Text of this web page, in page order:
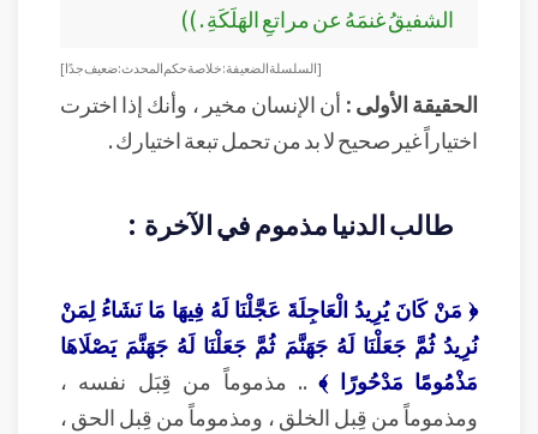
الشفيقُ غنمَهُ عن مراتعِ الهَلَكَةِ . ))
[ السلسلة الضعيفة : خلاصة حكم المحدث : ضعيف جدًا ]
الحقيقة الأولى : أن الإنسان مخير ، وأنك إذا اخترت
اختياراً غير صحيح لا بد من تحمل تبعة اختيارك .
طالب الدنيا مذموم في الآخرة :
﴿ مَنْ كَانَ يُرِيدُ الْعَاجِلَةَ عَجَّلْنَا لَهُ فِيهَا مَا نَشَاءُ لِمَنْ
نُرِيدُ ثُمَّ جَعَلْنَا لَهُ جَهَنَّمَ ثُمَّ جَعَلْنَا لَهُ جَهَنَّمَ يَصْلَاهَا
مَذْمُومًا مَدْحُورًا ﴾ .. مذموماً من قِبَل نفسه ،
ومذموماً من قِبل الخلق ، ومذموماً من قِبل الحق ،